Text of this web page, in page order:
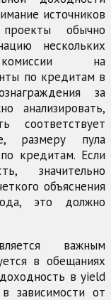
источников
обычно
нескольких
на
по кредитам в
за
анализировать,
соответствует
размеру пула
кредитам. Если
значительно
объяснения
это должно
важным
в обещаниях
в yield
зависимости от